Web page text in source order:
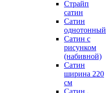
Страйп
сатин
Сатин
однотонный
Сатин с
рисунком
(набивной)
Сатин
ширина 220
см
Сатин ,